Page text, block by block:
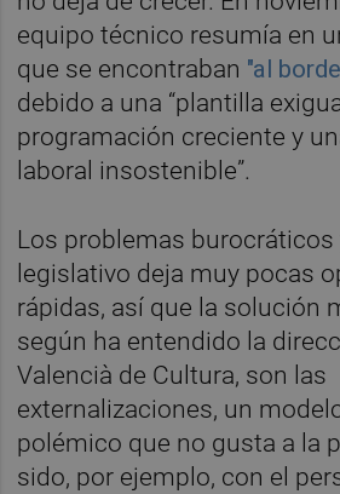
equipo técnico resumía en
que se encontraban "al
debido a una “plantilla
programación creciente y
laboral insostenible”.
Los problemas burocráticos
legislativo deja muy pocas
rápidas, así que la solución
según ha entendido la
Valencià de Cultura, son las
externalizaciones, un
polémico que no gusta a la
sido, por ejemplo, con el